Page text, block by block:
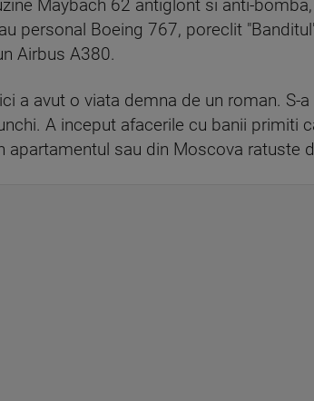
Maybach 62 antiglont si anti-
personal Boeing 767, poreclit
Airbus A380.
a avut o viata demna de un roman. S-
A inceput afacerile cu banii primiti
apartamentul sau din Moscova ratuste